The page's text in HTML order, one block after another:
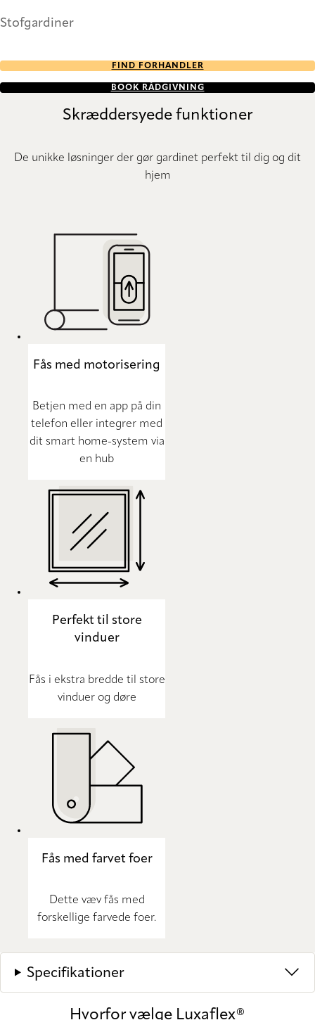
Stofgardiner
FIND FORHANDLER
BOOK RÅDGIVNING
Skræddersyede funktioner
De unikke løsninger der gør gardinet perfekt til dig og dit
hjem
Fås med motorisering
Betjen med en app på din
telefon eller integrer med
dit smart home-system via
en hub
Perfekt til store
vinduer
Fås i ekstra bredde til store
vinduer og døre
Fås med farvet foer
Dette væv fås med
forskellige farvede foer.
Specifikationer
Hvorfor vælge Luxaflex®